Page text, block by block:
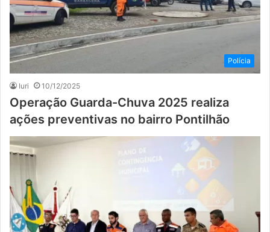
Polícia
Iuri 10/12/2025
Operação Guarda-Chuva 2025 realiza
ações preventivas no bairro Pontilhão